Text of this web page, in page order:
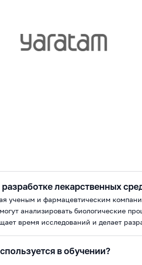
лекарственных
ученым и фармацевтическим
анализировать биологические
время исследований и делает
в обучении?